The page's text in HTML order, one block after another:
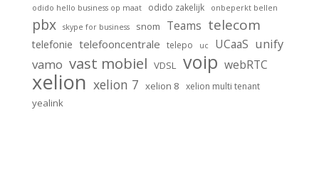
odido hello business op maat odido zakelijk onbeperkt bellen
pbx skype for business snom Teams telecom
telefonie telefooncentrale telepo uc UCaaS unify
vamo vast mobiel VDSL voip webRTC
xelion xelion 7 xelion 8 xelion multi tenant
yealink